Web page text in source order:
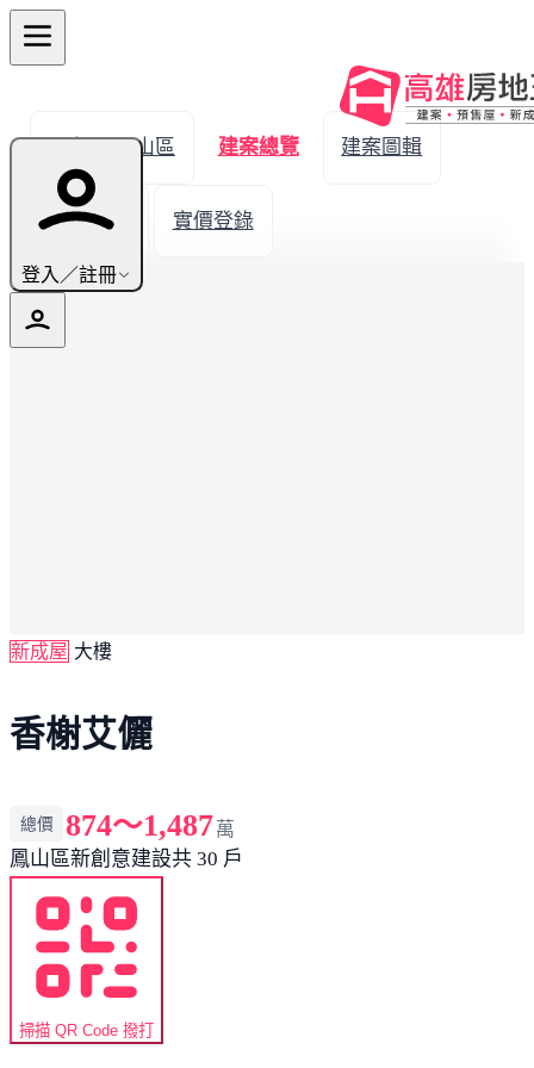
登入／註冊
← 返回鳳山區 建案總覽 建案圖輯
生活機能 實價登錄
新成屋 大樓
香榭艾儷
總價 874～1,487萬
鳳山區新創意建設共 30 戶
掃描 QR Code 撥打